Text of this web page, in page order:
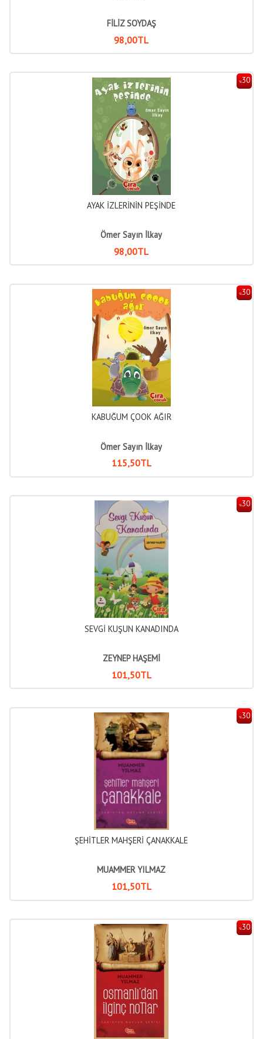
FİLİZ SOYDAŞ
98,00TL
%30
AYAK İZLERİNİN PEŞİNDE
Ömer Sayın İlkay
98,00TL
%30
KABUĞUM ÇOOK AĞIR
Ömer Sayın İlkay
115,50TL
%30
SEVGİ KUŞUN KANADINDA
ZEYNEP HAŞEMİ
101,50TL
%30
ŞEHİTLER MAHŞERİ ÇANAKKALE
MUAMMER YILMAZ
101,50TL
%30